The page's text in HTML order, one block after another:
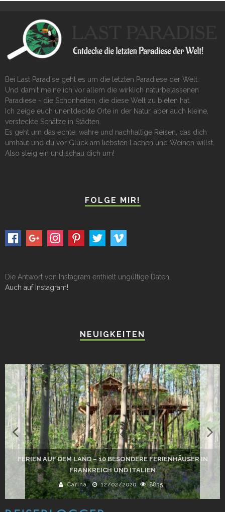
Bei Last Paradise geht es um die letzten Paradiese der Welt.
Und damit meine ich vor allem die wirklich naturbelassenen
Paradiese - die Schönheiten, die diese Welt zu bieten hat.
Ich zeige euch unentdeckte Orte in der Natur, aber auch kleine,
versteckte Schätze in Städten.
Es geht um das echte, wahre und nachhaltige Reisen, das dich
umhaut und du vor Glück am liebsten Lachen und Weinen willst.
Also steig ein und schau dich um!
FOLGE MIR!
Die Antwort von Instagram enthielt ungültige Daten.
Auch auf Instagram!
NEUIGKEITEN
FERIEN AUF DEM LAND – 10 BESONDERE FERIENHÄUSER IN
FRANKREICH UND ITALIEN
Carina 12/02/2020 8835